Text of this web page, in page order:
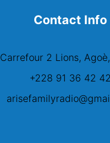
Contact Info
Carrefour 2 Lions,
+228 91 36 42 42